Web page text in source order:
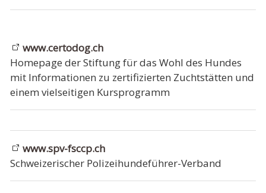
www.certodog.ch
Homepage der Stiftung für das Wohl des Hundes
mit Informationen zu zertifizierten Zuchtstätten und
einem vielseitigen Kursprogramm
www.spv-fsccp.ch
Schweizerischer Polizeihundeführer-Verband